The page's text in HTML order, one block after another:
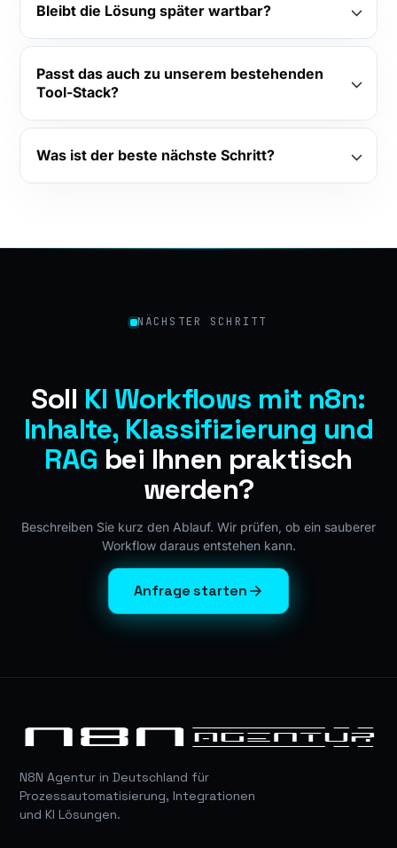
Bleibt die Lösung später wartbar?
Passt das auch zu unserem bestehenden
Tool-Stack?
Was ist der beste nächste Schritt?
NÄCHSTER SCHRITT
Soll KI Workflows mit n8n:
Inhalte, Klassifizierung und
RAG bei Ihnen praktisch
werden?
Beschreiben Sie kurz den Ablauf. Wir prüfen, ob ein sauberer
Workflow daraus entstehen kann.
Anfrage starten
N8N Agentur in Deutschland für
Prozessautomatisierung, Integrationen
und KI Lösungen.